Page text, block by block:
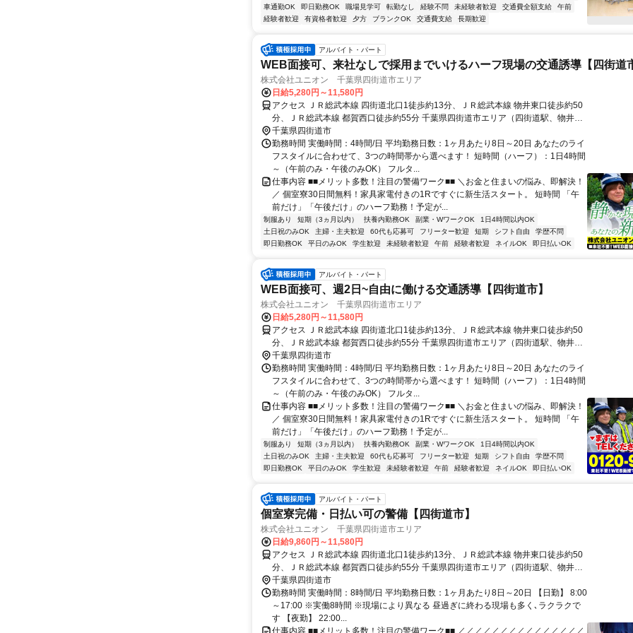
車通勤OK 即日勤務OK 職場見学可 転勤なし 経験不問 未経験者歓迎 交通費全額支給
午前
経験者歓迎
有資格者歓迎 夕方 ブランクOK 交通費支給 長期歓迎
アルバイト・パート
WEB面接可、来社なしで採用までいけるハーフ現場の交通誘導【四街道
株式会社ユニオン 千葉県四街道市エリア
日給5,280円～11,580円
アクセス ＪＲ総武本線 四街道北口1徒歩約13分、ＪＲ総武本線 物井東口徒歩約50
分、ＪＲ総武本線 都賀西口徒歩約55分 千葉県四街道市エリア（四街道駅、物井
駅、佐倉駅、千葉駅等）
千葉県四街道市
勤務時間 実働時間：4時間/日 平均勤務日数：1ヶ月あたり8日～20日 あなたのライ
フスタイルに合わせて、3つの時間帯から選べます！ 短時間（ハーフ）：1日4時間
～（午前のみ・午後のみOK） フルタ...
仕事内容 ■■メリット多数！注目の警備ワーク■■ ＼お金と住まいの悩み、即解決！
／ 個室寮30日間無料！家具家電付きの1Rですぐに新生活スタート。 短時間 「午
前だけ」「午後だけ」のハーフ勤務！予定が...
制服あり 短期（3ヵ月以内） 扶養内勤務OK 副業・WワークOK
1日4時間以内OK
土日祝のみOK
主婦・主夫歓迎 60代も応募可 フリーター歓迎 短期 シフト自由
学歴不問
即日勤務OK
平日のみOK 学生歓迎 未経験者歓迎 午前 経験者歓迎 ネイルOK 即日払いOK
アルバイト・パート
WEB面接可、週2日~自由に働ける交通誘導【四街道市】
株式会社ユニオン 千葉県四街道市エリア
日給5,280円～11,580円
アクセス ＪＲ総武本線 四街道北口1徒歩約13分、ＪＲ総武本線 物井東口徒歩約50
分、ＪＲ総武本線 都賀西口徒歩約55分 千葉県四街道市エリア（四街道駅、物井
駅、佐倉駅、千葉駅等）
千葉県四街道市
勤務時間 実働時間：4時間/日 平均勤務日数：1ヶ月あたり8日～20日 あなたのライ
フスタイルに合わせて、3つの時間帯から選べます！ 短時間（ハーフ）：1日4時間
～（午前のみ・午後のみOK） フルタ...
仕事内容 ■■メリット多数！注目の警備ワーク■■ ＼お金と住まいの悩み、即解決！
／ 個室寮30日間無料！家具家電付きの1Rですぐに新生活スタート。 短時間 「午
前だけ」「午後だけ」のハーフ勤務！予定が...
制服あり 短期（3ヵ月以内） 扶養内勤務OK 副業・WワークOK
1日4時間以内OK
土日祝のみOK
主婦・主夫歓迎 60代も応募可 フリーター歓迎 短期 シフト自由
学歴不問
即日勤務OK
平日のみOK 学生歓迎 未経験者歓迎 午前 経験者歓迎 ネイルOK 即日払いOK
アルバイト・パート
個室寮完備・日払い可の警備【四街道市】
株式会社ユニオン 千葉県四街道市エリア
日給9,860円～11,580円
アクセス ＪＲ総武本線 四街道北口1徒歩約13分、ＪＲ総武本線 物井東口徒歩約50
分、ＪＲ総武本線 都賀西口徒歩約55分 千葉県四街道市エリア（四街道駅、物井
駅、佐倉駅、千葉駅等）
千葉県四街道市
勤務時間 実働時間：8時間/日 平均勤務日数：1ヶ月あたり8日～20日 【日勤】 8:00
～17:00 ※実働8時間 ※現場により異なる 昼過ぎに終わる現場も多く､ラクラクで
す 【夜勤】 22:00...
仕事内容 ■■メリット多数！注目の警備ワーク■■ ／／／／／／／／／／／／／／／